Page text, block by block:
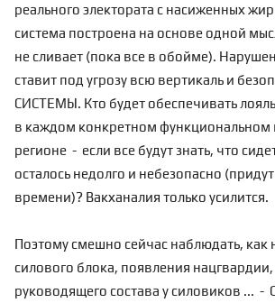
реального электората с насиженных
система построена на основе одной
не сливает (пока все в обойме).
ставит под угрозу всю вертикаль и
СИСТЕМЫ. Кто будет обеспечивать
в каждом конкретном функциональном
регионе - если все будут знать, что
осталось недолго и небезопасно
времени)? Вакханалия только усилится.
Поэтому смешно сейчас наблюдать, как
силового блока, появления
руководящего состава у силовиков ...